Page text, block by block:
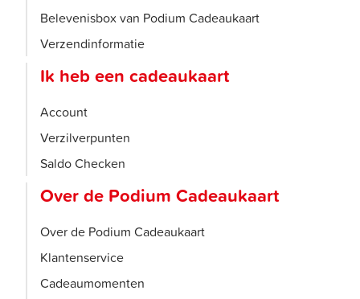
Belevenisbox van Podium Cadeaukaart
Verzendinformatie
Ik heb een cadeaukaart
Account
Verzilverpunten
Saldo Checken
Over de Podium Cadeaukaart
Over de Podium Cadeaukaart
Klantenservice
Cadeaumomenten